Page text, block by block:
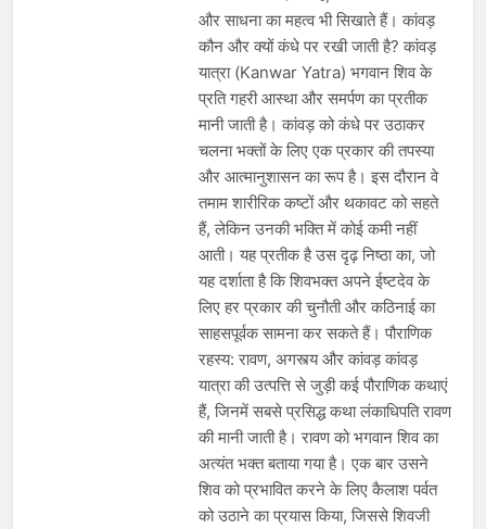
और साधना का महत्व भी सिखाते हैं। कांवड़
कौन और क्यों कंधे पर रखी जाती है? कांवड़
यात्रा (Kanwar Yatra) भगवान शिव के
प्रति गहरी आस्था और समर्पण का प्रतीक
मानी जाती है। कांवड़ को कंधे पर उठाकर
चलना भक्तों के लिए एक प्रकार की तपस्या
और आत्मानुशासन का रूप है। इस दौरान वे
तमाम शारीरिक कष्टों और थकावट को सहते
हैं, लेकिन उनकी भक्ति में कोई कमी नहीं
आती। यह प्रतीक है उस दृढ़ निष्ठा का, जो
यह दर्शाता है कि शिवभक्त अपने ईष्टदेव के
लिए हर प्रकार की चुनौती और कठिनाई का
साहसपूर्वक सामना कर सकते हैं। पौराणिक
रहस्य: रावण, अगस्त्य और कांवड़ कांवड़
यात्रा की उत्पत्ति से जुड़ी कई पौराणिक कथाएं
हैं, जिनमें सबसे प्रसिद्ध कथा लंकाधिपति रावण
की मानी जाती है। रावण को भगवान शिव का
अत्यंत भक्त बताया गया है। एक बार उसने
शिव को प्रभावित करने के लिए कैलाश पर्वत
को उठाने का प्रयास किया, जिससे शिवजी